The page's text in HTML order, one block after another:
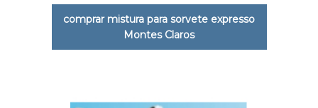
comprar mistura para sorvete expresso
Montes Claros